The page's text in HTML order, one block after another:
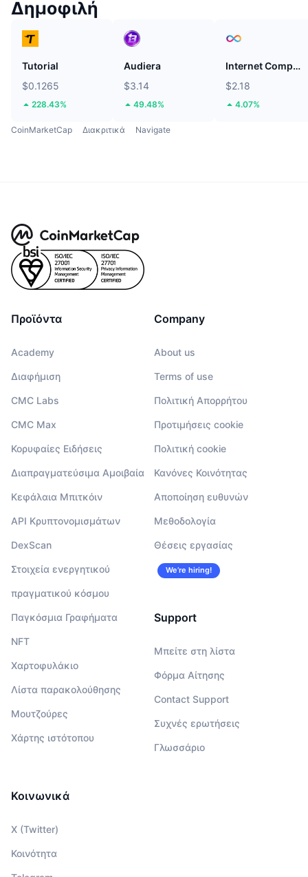
Δημοφιλή
Tutorial
$0.1265
228.43%
Audiera
$3.14
49.48%
Internet Computer
$2.18
4.07%
CoinMarketCap Διακριτικά Navigate
Προϊόντα
Academy
Διαφήμιση
CMC Labs
CMC Max
Κορυφαίες Ειδήσεις
Διαπραγματεύσιμα Αμοιβαία
Κεφάλαια Μπιτκόιν
API Κρυπτονομισμάτων
DexScan
Στοιχεία ενεργητικού
πραγματικού κόσμου
Παγκόσμια Γραφήματα
NFT
Χαρτοφυλάκιο
Λίστα παρακολούθησης
Μουτζούρες
Χάρτης ιστότοπου
Company
About us
Terms of use
Πολιτική Απορρήτου
Προτιμήσεις cookie
Πολιτική cookie
Κανόνες Κοινότητας
Αποποίηση ευθυνών
Μεθοδολογία
Θέσεις εργασίας
We’re hiring!
Support
Μπείτε στη λίστα
Φόρμα Αίτησης
Contact Support
Συχνές ερωτήσεις
Γλωσσάριο
Κοινωνικά
X (Twitter)
Κοινότητα